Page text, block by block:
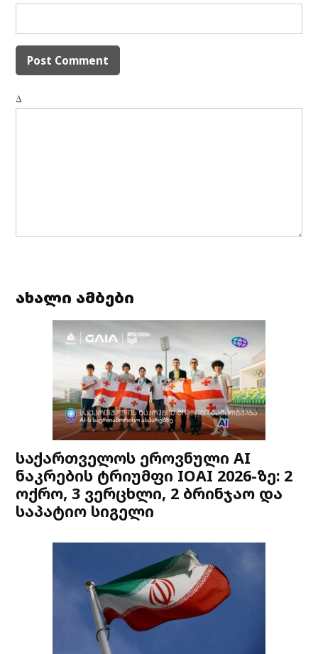
Δ
ახალი ამბები
საქართველოს ეროვნული AI
ნაკრების ტრიუმფი IOAI 2026-ზე: 2
ოქრო, 3 ვერცხლი, 2 ბრინჯაო და
საპატიო სიგელი